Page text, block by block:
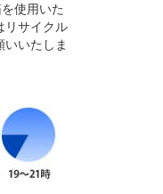
使用いた
リサイクル
いたしま